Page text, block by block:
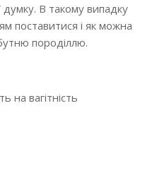
думку. В такому випадку
поставитися і як можна
породіллю.
на вагітність